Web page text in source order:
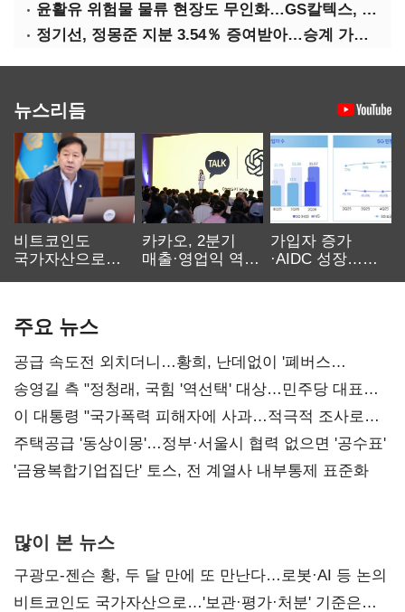
윤활유 위험물 물류 현장도 무인화…GS칼텍스, 디지털 전환 가속
정기선, 정몽준 지분 3.54％ 증여받아…승계 가속화
뉴스리듬
비트코인도
국가자산으로…'
카카오, 2분기
매출·영업익 역대
가입자 증가
·AIDC 성장…
주요 뉴스
공급 속도전 외치더니…황희, 난데없이 '폐버스
리모델링' 제안
송영길 측 "정청래, 국힘 '역선택' 대상…민주당 대표로
총선 지휘 못해"
이 대통령 "국가폭력 피해자에 사과…적극적 조사로
진실 밝혀야"
주택공급 '동상이몽'…정부·서울시 협력 없으면 '공수표'
'금융복합기업집단' 토스, 전 계열사 내부통제 표준화
많이 본 뉴스
구광모-젠슨 황, 두 달 만에 또 만난다…로봇·AI 등 논의
비트코인도 국가자산으로…'보관·평가·처분' 기준은